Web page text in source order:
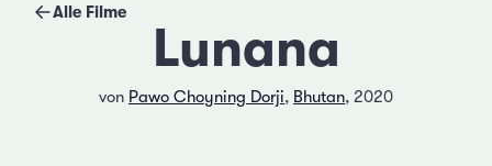
Alle Filme
Lunana
von Pawo Choyning Dorji, Bhutan, 2020